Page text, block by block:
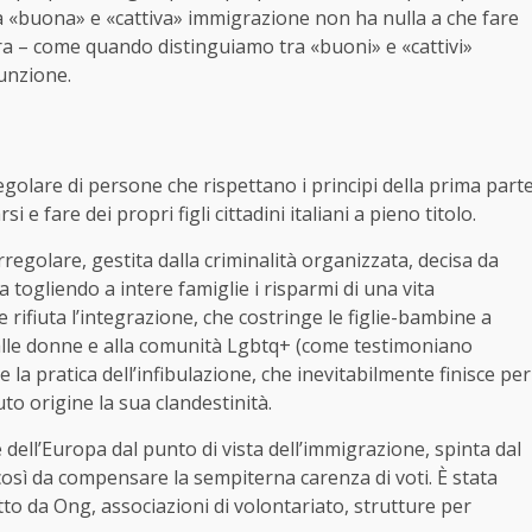
e «cattiva» immigrazione non ha nulla a che fare
– come quando distinguiamo tra «buoni» e «cattivi»
di persone che rispettano i principi della prima
e fare dei propri figli cittadini italiani a pieno titolo.
gestita dalla criminalità organizzata, decisa da
togliendo a intere famiglie i risparmi di una vita
l’integrazione, che costringe le figlie-bambine a
donne e alla comunità Lgbtq+ (come testimoniano
la pratica dell’infibulazione, che inevitabilmente finisce per
origine la sua clandestinità.
dal punto di vista dell’immigrazione, spinta dal
da compensare la sempiterna carenza di voti. È stata
da Ong, associazioni di volontariato, strutture per